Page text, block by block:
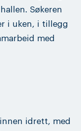
Søkeren
i uken, i tillegg
med
idrett, med